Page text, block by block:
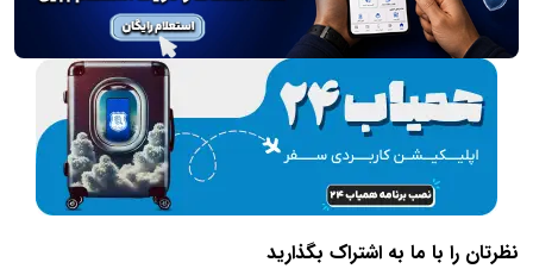
نظرتان را با ما به اشتراک بگذارید